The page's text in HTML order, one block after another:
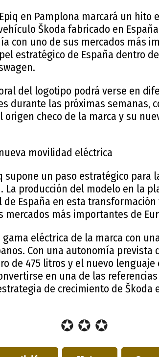
en Pamplona marcará un hito
Škoda fabricado en
con uno de sus mercados más
estratégico de España dentro
del logotipo podrá verse en
durante las próximas semanas,
checo de la marca y su
movilidad eléctrica
supone un paso estratégico para
La producción del modelo en la
España en esta
mercados más importantes de
gama eléctrica de la marca con
Con una autonomía prevista
de 475 litros y el nuevo
en una de las
de crecimiento de Škoda
✪ ✪ ✪